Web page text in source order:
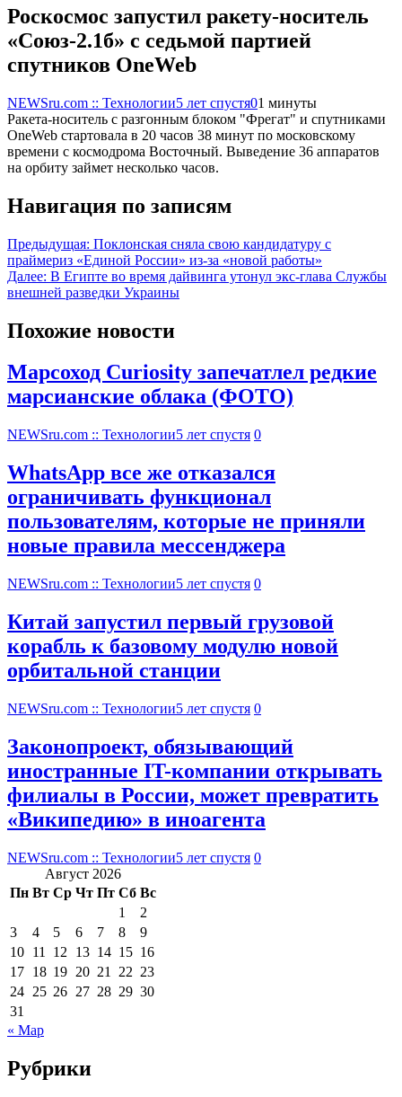
Роскосмос запустил ракету-носитель
«Союз-2.1б» с седьмой партией
спутников OneWeb
NEWSru.com :: Технологии5 лет спустя01 минуты
Ракета-носитель с разгонным блоком "Фрегат" и спутниками
OneWeb стартовала в 20 часов 38 минут по московскому
времени с космодрома Восточный. Выведение 36 аппаратов
на орбиту займет несколько часов.
Навигация по записям
Предыдущая: Поклонская сняла свою кандидатуру с
праймериз «Единой России» из-за «новой работы»
Далее: В Египте во время дайвинга утонул экс-глава Службы
внешней разведки Украины
Похожие новости
Марсоход Curiosity запечатлел редкие
марсианские облака (ФОТО)
NEWSru.com :: Технологии5 лет спустя 0
WhatsApp все же отказался
ограничивать функционал
пользователям, которые не приняли
новые правила мессенджера
NEWSru.com :: Технологии5 лет спустя 0
Китай запустил первый грузовой
корабль к базовому модулю новой
орбитальной станции
NEWSru.com :: Технологии5 лет спустя 0
Законопроект, обязывающий
иностранные IT-компании открывать
филиалы в России, может превратить
«Википедию» в иноагента
NEWSru.com :: Технологии5 лет спустя 0
Август 2026
Пн Вт Ср Чт Пт Сб Вс
1
2
3
4 5 6 7 8
9
10 11 12 13 14 15 16
17 18 19 20 21 22 23
24 25 26 27 28 29 30
31
« Мар
Рубрики